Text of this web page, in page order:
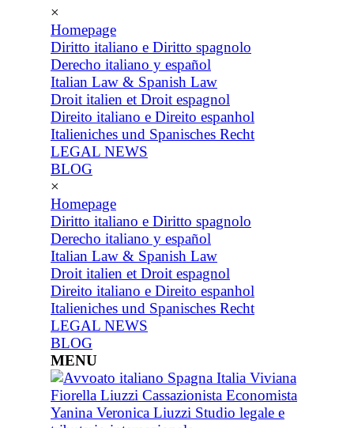
×
Homepage
Diritto italiano e Diritto spagnolo
Derecho italiano y español
Italian Law & Spanish Law
Droit italien et Droit espagnol
Direito italiano e Direito espanhol
Italieniches und Spanisches Recht
LEGAL NEWS
BLOG
×
Homepage
Diritto italiano e Diritto spagnolo
Derecho italiano y español
Italian Law & Spanish Law
Droit italien et Droit espagnol
Direito italiano e Direito espanhol
Italieniches und Spanisches Recht
LEGAL NEWS
BLOG
MENU